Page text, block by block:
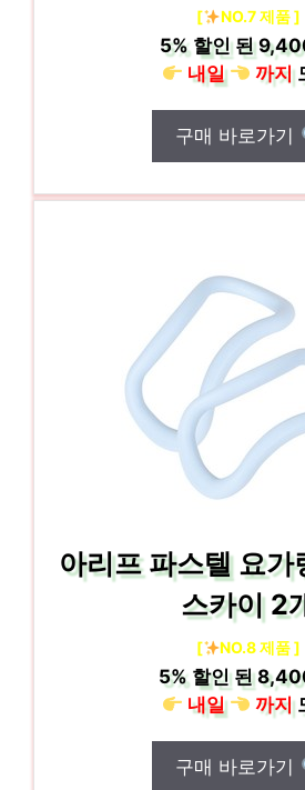
[ NO.7 제품 ]
5%할인 된
내일
까지
구매 바로가기
아리프 파스텔 요가
스카이 2
[ NO.8 제품 ]
5%할인 된
내일
까지
구매 바로가기